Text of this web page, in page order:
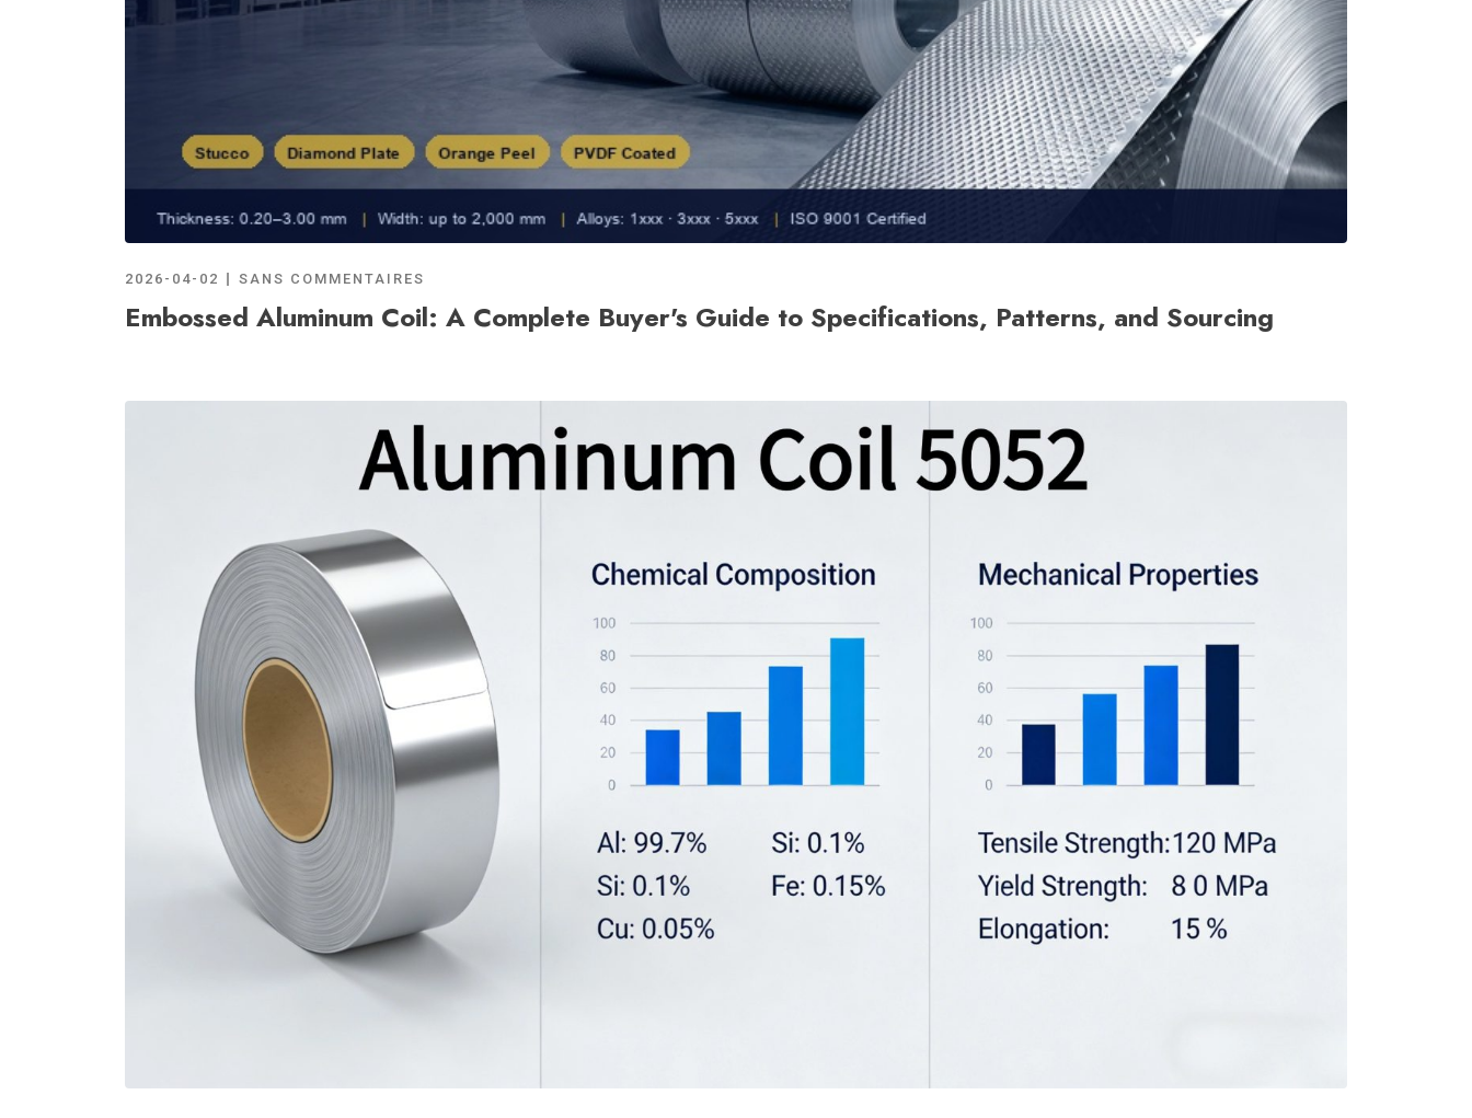
2026-04-02 SANS COMMENTAIRES
Embossed Aluminum Coil: A Complete Buyer's Guide to Specifications, Patterns, and Sourcing